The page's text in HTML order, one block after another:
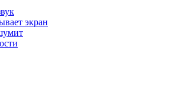
экран